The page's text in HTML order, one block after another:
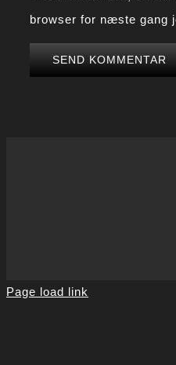
browser for næste gang
Page load link